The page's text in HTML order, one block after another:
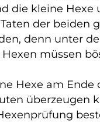
die kleine Hexe
der beiden
denn unter
müssen
Hexe am Ende
überzeugen